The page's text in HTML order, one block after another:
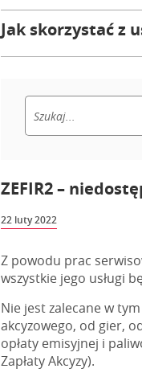
Jak skorzystać z
ZEFIR2 –
22 luty 2022
Z powodu prac
wszystkie jego usługi
Nie jest zalecane w
akcyzowego, od gier,
opłaty emisyjnej i
Zapłaty Akcyzy).